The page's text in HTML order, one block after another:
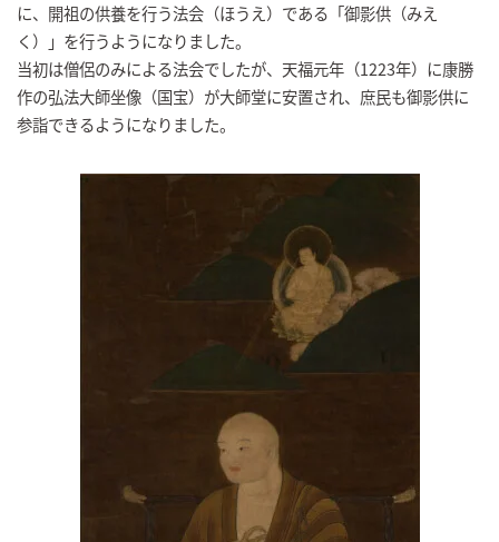
に、開祖の供養を行う法会（ほうえ）である「御影供（みえ
く）」を行うようになりました。
当初は僧侶のみによる法会でしたが、天福元年（1223年）に康勝
作の弘法大師坐像（国宝）が大師堂に安置され、庶民も御影供に
参詣できるようになりました。